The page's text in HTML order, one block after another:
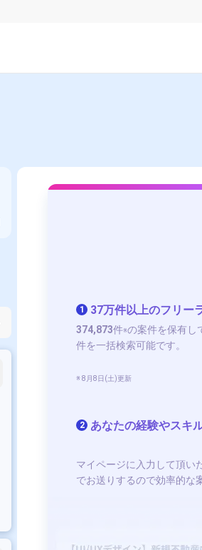
1 37万件以上のフリー
374,873件※の案件を保有し
件を一括検索可能です。
※ 8月8日(土)更新
2 あなたの経験やスキ
マイページに入力して頂い
でお送りするので効率的な